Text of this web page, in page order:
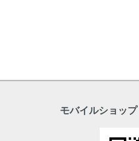
モバイルショップ